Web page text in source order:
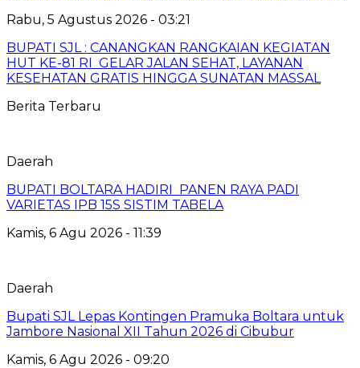
Rabu, 5 Agustus 2026 - 03:21
BUPATI SJL : CANANGKAN RANGKAIAN KEGIATAN
HUT KE-81 RI GELAR JALAN SEHAT, LAYANAN
KESEHATAN GRATIS HINGGA SUNATAN MASSAL
Berita Terbaru
Daerah
BUPATI BOLTARA HADIRI PANEN RAYA PADI
VARIETAS IPB 15S SISTIM TABELA
Kamis, 6 Agu 2026 - 11:39
Daerah
Bupati SJL Lepas Kontingen Pramuka Boltara untuk
Jambore Nasional XII Tahun 2026 di Cibubur
Kamis, 6 Agu 2026 - 09:20